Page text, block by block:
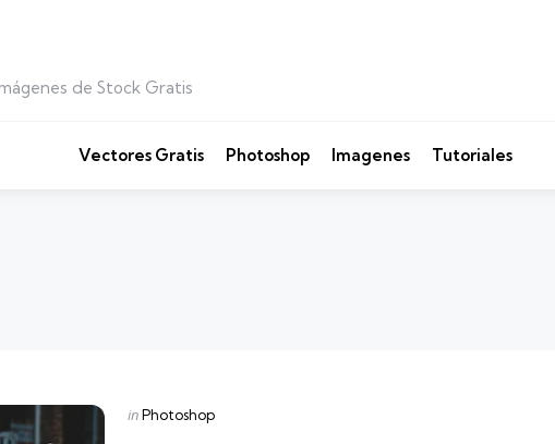
de Stock Gratis
Vectores Gratis Photoshop Imagenes Tutoriales
Categories
Posted
in Photoshop